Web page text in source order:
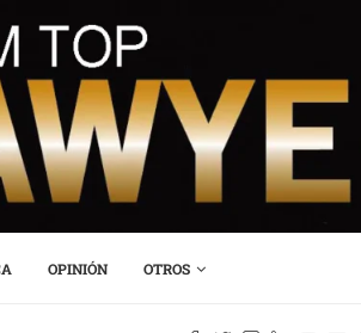
OPINIÓN OTROS